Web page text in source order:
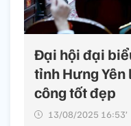
Đại hội đại
tỉnh Hưng
công tốt đẹp
13/08/2025 16:53’